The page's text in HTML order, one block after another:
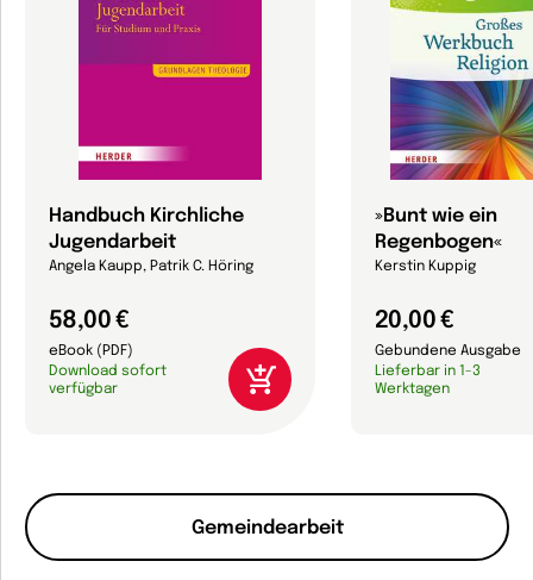
Gemeindearbeit
Handbuch Kirchliche
Jugendarbeit
Angela Kaupp, Patrik C. Höring
58,00 €
eBook (PDF)
Download sofort
verfügbar
»Bunt wie ein
Regenbogen«
Kerstin Kuppig
20,00 €
Gebundene Ausgabe
Lieferbar in 1-3
Werktagen